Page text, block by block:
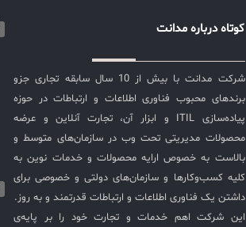
کوتاه درباره مدانت
شرکت مدانت با بیش از 10 سال سابقه تجاری جزو
برندهای محبوب فناوری اطلاعات و ارتباطات در حوزه
پیاده‌سازی ITIL و ابزار آن، تجارت آنلاین و عرضه
محصولات مدیریتی تحت وب در سازمان‌های متوسط و
بالاست به خصوص ارایه محصولات و خدمات نوین به
کلیه کسب‌وکارها و سازمان‌های دولتی و خصوصی برای
داشتن یک فناوری اطلاعات و ارتباطات قدرتمند و به روز.
این شرکت اهم خدمات و تجارت خود را بر پایه‌ی